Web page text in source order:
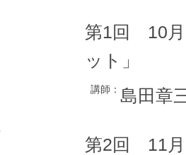
第1回 10月
ット」
講師： 島田章
第2回 11月